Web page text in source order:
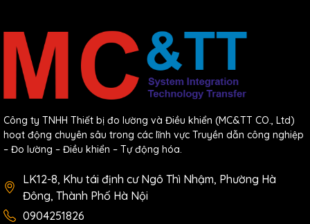
Công ty TNHH Thiết bị đo lường và Điều khiển (MC&TT CO., Ltd)
hoạt động chuyên sâu trong các lĩnh vực Truyền dẫn công nghiệp
– Đo lường – Điều khiển – Tự động hóa.
LK12-8, Khu tái định cư Ngô Thì Nhậm, Phường Hà
Đông, Thành Phố Hà Nội
0904251826